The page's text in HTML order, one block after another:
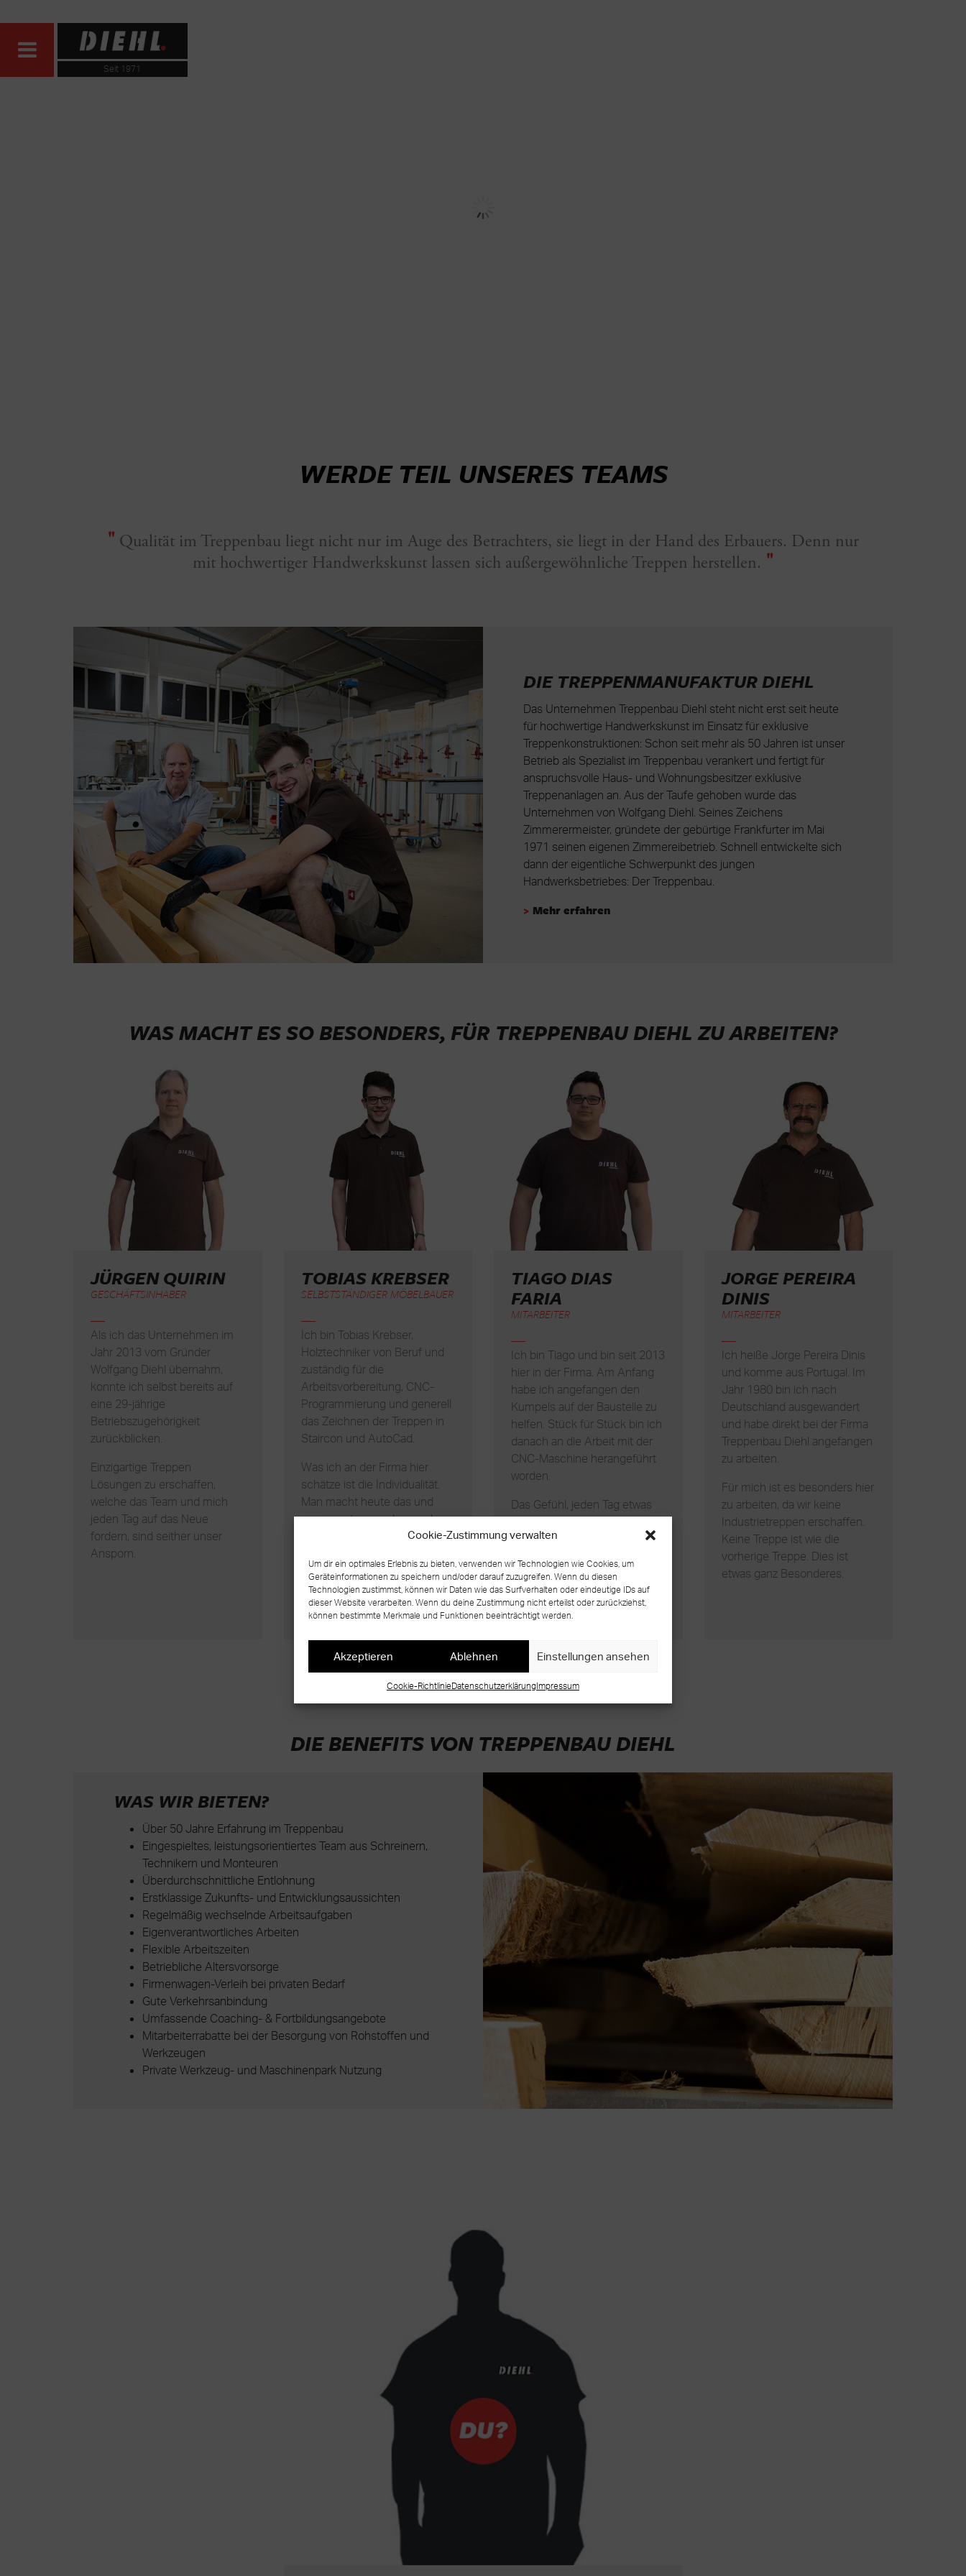
Cookie-Zustimmung verwalten
Um dir ein optimales Erlebnis zu bieten, verwenden wir Technologien wie Cookies, um
Geräteinformationen zu speichern und/oder darauf zuzugreifen. Wenn du diesen
Technologien zustimmst, können wir Daten wie das Surfverhalten oder eindeutige IDs auf
dieser Website verarbeiten. Wenn du deine Zustimmung nicht erteilst oder zurückziehst,
können bestimmte Merkmale und Funktionen beeinträchtigt werden.
Akzeptieren Ablehnen Einstellungen ansehen
Cookie-RichtlinieDatenschutzerklärungImpressum
Seit 1971
WERDE TEIL UNSERES TEAMS
" Qualität im Treppenbau liegt nicht nur im Auge des Betrachters, sie liegt in der Hand des Erbauers. Denn nur
mit hochwertiger Handwerkskunst lassen sich außergewöhnliche Treppen herstellen. "
DIE TREPPENMANUFAKTUR DIEHL
Das Unternehmen Treppenbau Diehl steht nicht erst seit heute
für hochwertige Handwerkskunst im Einsatz für exklusive
Treppenkonstruktionen: Schon seit mehr als 50 Jahren ist unser
Betrieb als Spezialist im Treppenbau verankert und fertigt für
anspruchsvolle Haus- und Wohnungsbesitzer exklusive
Treppenanlagen an. Aus der Taufe gehoben wurde das
Unternehmen von Wolfgang Diehl. Seines Zeichens
Zimmerermeister, gründete der gebürtige Frankfurter im Mai
1971 seinen eigenen Zimmereibetrieb. Schnell entwickelte sich
dann der eigentliche Schwerpunkt des jungen
Handwerksbetriebes: Der Treppenbau.
> Mehr erfahren
WAS MACHT ES SO BESONDERS, FÜR TREPPENBAU DIEHL ZU ARBEITEN?
JÜRGEN QUIRIN
GESCHÄFTSINHABER
Als ich das Unternehmen im
Jahr 2013 vom Gründer
Wolfgang Diehl übernahm,
konnte ich selbst bereits auf
eine 29-jährige
Betriebszugehörigkeit
zurückblicken.
Einzigartige Treppen
Lösungen zu erschaffen,
welche das Team und mich
jeden Tag auf das Neue
fordern, sind seither unser
Ansporn.
TOBIAS KREBSER
SELBSTSTÄNDIGER MÖBELBAUER
Ich bin Tobias Krebser,
Holztechniker von Beruf und
zuständig für die
Arbeitsvorbereitung, CNC-
Programmierung und generell
das Zeichnen der Treppen in
Staircon und AutoCad.
Was ich an der Firma hier
schätze ist die Individualität.
Man macht heute das und
morgen etwas anders und
jede Treppe ist einzigartig.
TIAGO DIAS
FARIA
MITARBEITER
Ich bin Tiago und bin seit 2013
hier in der Firma. Am Anfang
habe ich angefangen den
Kumpels auf der Baustelle zu
helfen. Stück für Stück bin ich
danach an die Arbeit mit der
CNC-Maschine herangeführt
worden.
Das Gefühl, jeden Tag etwas
Neues zu machen ist viel
besser als meine alte Arbeit.
uns, die unglaubliche Arbeit
voraussetzen.
JORGE PEREIRA
DINIS
MITARBEITER
Ich heiße Jorge Pereira Dinis
und komme aus Portugal. Im
Jahr 1980 bin ich nach
Deutschland ausgewandert
und habe direkt bei der Firma
Treppenbau Diehl angefangen
zu arbeiten.
Für mich ist es besonders hier
zu arbeiten, da wir keine
Industrietreppen erschaffen.
Keine Treppe ist wie die
vorherige Treppe. Dies ist
etwas ganz Besonderes.
DIE BENEFITS VON TREPPENBAU DIEHL
WAS WIR BIETEN?
Über 50 Jahre Erfahrung im Treppenbau
Eingespieltes, leistungsorientiertes Team aus Schreinern,
Technikern und Monteuren
Überdurchschnittliche Entlohnung
Erstklassige Zukunfts- und Entwicklungsaussichten
Regelmäßig wechselnde Arbeitsaufgaben
Eigenverantwortliches Arbeiten
Flexible Arbeitszeiten
Betriebliche Altersvorsorge
Firmenwagen-Verleih bei privaten Bedarf
Gute Verkehrsanbindung
Umfassende Coaching- & Fortbildungsangebote
Mitarbeiterrabatte bei der Besorgung von Rohstoffen und
Werkzeugen
Private Werkzeug- und Maschinenpark Nutzung